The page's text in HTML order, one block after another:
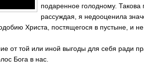
подаренное голодному.
рассуждая, я недооценила
Христа, постящегося в пустыне, и
от той или иной выгоды для себя ради
Бога в нас.